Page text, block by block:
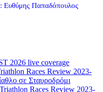
Ευθύμης Παπαδόπουλος
2026 live coverage
Races Review 2023-
σε Σταυροδρόμι
Races Review 2023-